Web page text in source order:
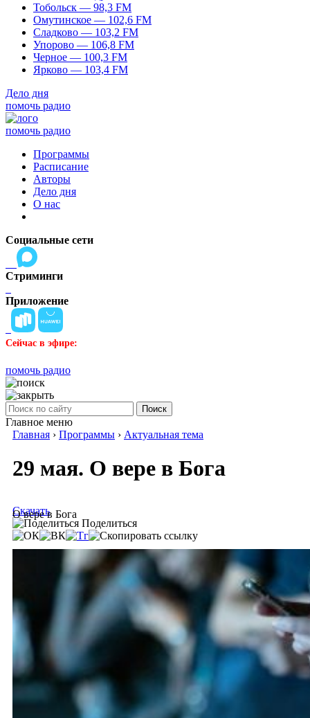
Тобольск — 98,3 FM
Омутинское — 102,6 FM
Сладково — 103,2 FM
Упорово — 106,8 FM
Черное — 100,3 FM
Ярково — 103,4 FM
Дело дня
помочь радио
помочь радио
Программы
Расписание
Авторы
Дело дня
О нас
Социальные сети
Стриминги
Приложение
Сейчас в эфире:
помочь радио
Поиск
Главное меню
Главная › Программы › Актуальная тема
29 мая. О вере в Бога
О вере в Бога
Скачать
Поделиться